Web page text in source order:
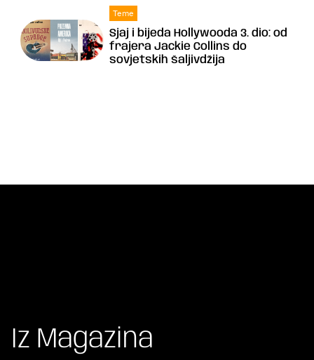
Teme
Sjaj i bijeda Hollywooda 3. dio: od
frajera Jackie Collins do
sovjetskih šaljivdžija
Iz Magazina